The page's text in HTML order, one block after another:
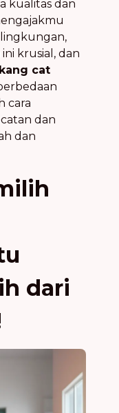
kualitas dan
krusial, dan
cat
cara
dan
dan
dari